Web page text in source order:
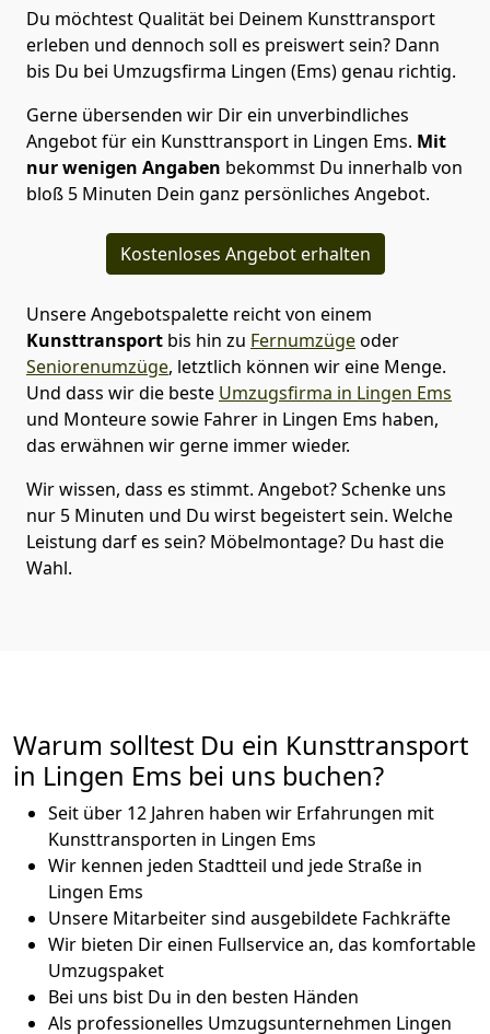
Du möchtest Qualität bei Deinem Kunsttransport
erleben und dennoch soll es preiswert sein? Dann
bis Du bei Umzugsfirma Lingen (Ems) genau richtig.
Gerne übersenden wir Dir ein unverbindliches
Angebot für ein Kunsttransport in Lingen Ems. Mit
nur wenigen Angaben bekommst Du innerhalb von
bloß 5 Minuten Dein ganz persönliches Angebot.
Kostenloses Angebot erhalten
Unsere Angebotspalette reicht von einem
Kunsttransport bis hin zu Fernumzügeoder
Seniorenumzüge, letztlich können wir eine Menge.
Und dass wir die beste Umzugsfirma in Lingen Ems
und Monteure sowie Fahrer in Lingen Ems haben,
das erwähnen wir gerne immer wieder.
Wir wissen, dass es stimmt. Angebot? Schenke uns
nur 5 Minuten und Du wirst begeistert sein. Welche
Leistung darf es sein? Möbelmontage? Du hast die
Wahl.
Warum solltest Du ein Kunsttransport
in Lingen Ems bei uns buchen?
Seit über 12 Jahren haben wir Erfahrungen mit
Kunsttransporten in Lingen Ems
Wir kennen jeden Stadtteil und jede Straße in
Lingen Ems
Unsere Mitarbeiter sind ausgebildete Fachkräfte
Wir bieten Dir einen Fullservice an, das komfortable
Umzugspaket
Bei uns bist Du in den besten Händen
Als professionelles Umzugsunternehmen Lingen